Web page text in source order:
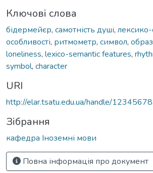
Ключові слова
бідермейєр, самотність душі,
особливості, ритмометр, символ, образ
loneliness, lexico-semantic features,
symbol, character
URI
http://elar.tsatu.edu.ua/handle/
Зібрання
кафедра Іноземні мови
Повна інформація про документ